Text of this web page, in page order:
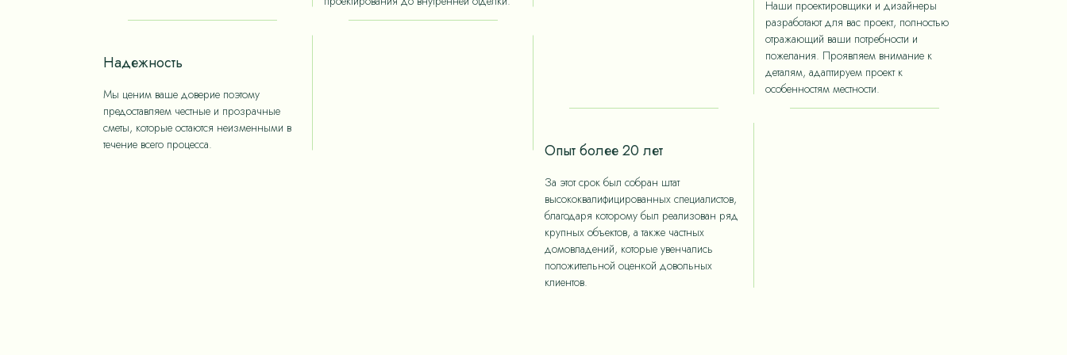
Надежность
Мы ценим ваше доверие поэтому
предоставляем честные и прозрачные
сметы, которые остаются неизменными в
течение всего процесса.
Наши проектировщики и дизайнеры
разработают для вас проект, полностью
отражающий ваши потребности и
пожелания. Проявляем внимание к
деталям, адаптируем проект к
особенностям местности.
Опыт более 20 лет
За этот срок был собран штат
высококвалифицированных специалистов,
благодаря которому был реализован ряд
крупных объектов, а также частных
домовладений, которые увенчались
положительной оценкой довольных
клиентов.